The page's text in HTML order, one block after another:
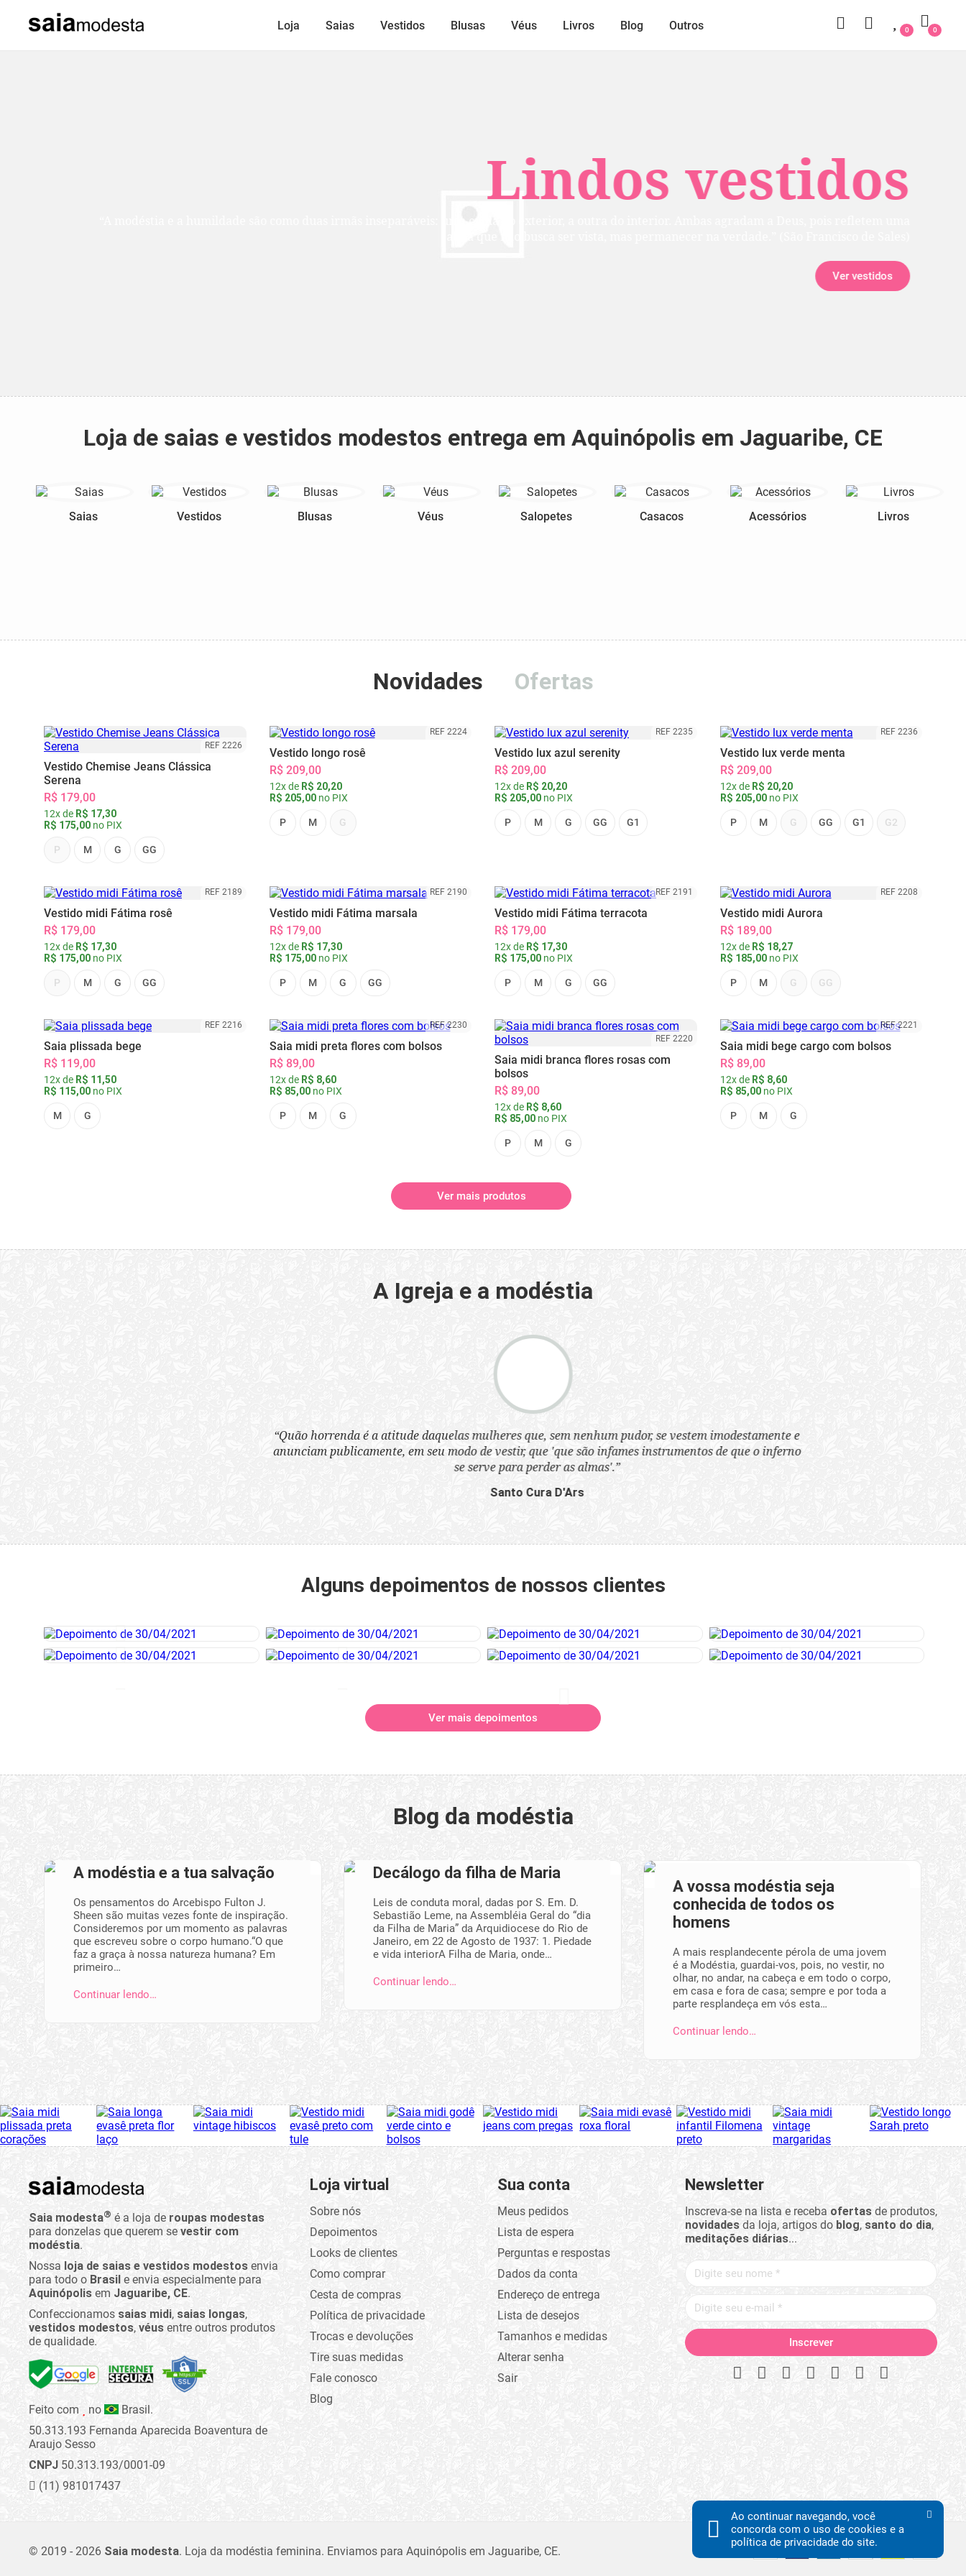
Lindos vestidos
Ver vestidos
Loja Saias Vestidos Blusas Véus Livros Blog Outros 0
0
Loja de saias e vestidos modestos entrega em Aquinópolis em Jaguaribe, CE
Saias Vestidos Blusas Véus Salopetes Casacos Acessórios Livros
Novidades Ofertas
REF 2226
Vestido Chemise Jeans Clássica
Serena
R$ 179,00
12x de R$ 17,30
R$ 175,00 no PIX
P M G GG
REF 2224
Vestido longo rosê
R$ 209,00
12x de R$ 20,20
R$ 205,00no PIX
P M G
REF 2235
Vestido lux azul serenity
R$ 209,00
12x de R$ 20,20
R$ 205,00 no PIX
P M G GG G1
REF 2236
Vestido lux verde menta
R$ 209,00
12x de R$ 20,20
R$ 205,00no PIX
P M G GG G1 G2
REF 2189
Vestido midi Fátima rosê
R$ 179,00
12x de R$ 17,30
R$ 175,00 no PIX
P M G GG
REF 2190
Vestido midi Fátima marsala
R$ 179,00
12x de R$ 17,30
R$ 175,00no PIX
P M G GG
REF 2191
Vestido midi Fátima terracota
R$ 179,00
12x de R$ 17,30
R$ 175,00 no PIX
P M G GG
REF 2208
Vestido midi Aurora
R$ 189,00
12x de R$ 18,27
R$ 185,00no PIX
P M G GG
REF 2216
Saia plissada bege
R$ 119,00
12x de R$ 11,50
R$ 115,00 no PIX
M G
REF 2230
Saia midi preta flores com bolsos
R$ 89,00
12x de R$ 8,60
R$ 85,00no PIX
P M G
REF 2220
Saia midi branca flores rosas com
bolsos
R$ 89,00
12x de R$ 8,60
R$ 85,00 no PIX
P M G
REF 2221
Saia midi bege cargo com bolsos
R$ 89,00
12x de R$ 8,60
R$ 85,00no PIX
P M G
Ver mais produtos
A Igreja e a modéstia
“Quão horrenda é a atitude daquelas mulheres que, sem nenhum pudor, se vestem imodestamente e
anunciam publicamente, em seu modo de vestir, que 'que são infames instrumentos de que o inferno
se serve para perder as almas'.”
Santo Cura D'Ars
Alguns depoimentos de nossos clientes
Ver mais depoimentos
Blog da modéstia
A modéstia e a tua salvação
Os pensamentos do Arcebispo Fulton J.
Sheen são muitas vezes fonte de inspiração.
Consideremos por um momento as palavras
que escreveu sobre o corpo humano.“O que
faz a graça à nossa natureza humana? Em
primeiro…
Continuar lendo…
Decálogo da filha de Maria
Leis de conduta moral, dadas por S. Em. D.
Sebastião Leme, na Assembléia Geral do “dia
da Filha de Maria” da Arquidiocese do Rio de
Janeiro, em 22 de Agosto de 1937: 1. Piedade
e vida interiorA Filha de Maria, onde…
Continuar lendo…
A vossa modéstia seja
conhecida de todos os
homens
A mais resplandecente pérola de uma jovem
é a Modéstia, guardai-vos, pois, no vestir, no
olhar, no andar, na cabeça e em todo o corpo,
em casa e fora de casa; sempre e por toda a
parte resplandeça em vós esta…
Continuar lendo…
Saia modesta® é a loja de roupas modestas
para donzelas que querem se vestir com
modéstia.
Nossa loja de saias e vestidos modestos envia
para todo o Brasil e envia especialmente para
Aquinópolis em Jaguaribe, CE.
Confeccionamos saias midi, saias longas,
vestidos modestos, véus entre outros produtos
de qualidade.
Feito com no
Brasil.
50.313.193 Fernanda Aparecida Boaventura de
Araujo Sesso
CNPJ 50.313.193/0001-09
(11) 981017437
Loja virtual
Sobre nós
Depoimentos
Looks de clientes
Como comprar
Cesta de compras
Política de privacidade
Trocas e devoluções
Tire suas medidas
Fale conosco
Blog
Sua conta
Meus pedidos
Lista de espera
Perguntas e respostas
Dados da conta
Endereço de entrega
Lista de desejos
Tamanhos e medidas
Alterar senha
Sair
Newsletter
Inscreva-se na lista e receba ofertasde produtos,
novidadesda loja, artigos do blog, santo do dia,
meditações diárias...
© 2019 - 2026 Saia modesta. Loja da modéstia feminina. Enviamos para Aquinópolis em Jaguaribe, CE.
Ao continuar navegando, você
concorda com o uso de cookies e a
política de privacidade do site.